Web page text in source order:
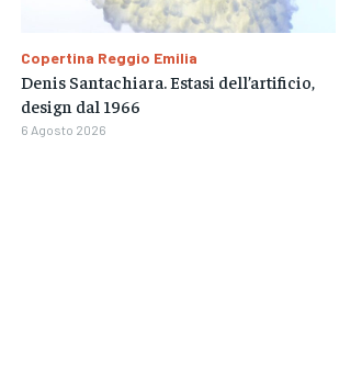
Copertina Reggio Emilia
Denis Santachiara. Estasi dell’artificio,
design dal 1966
6 Agosto 2026